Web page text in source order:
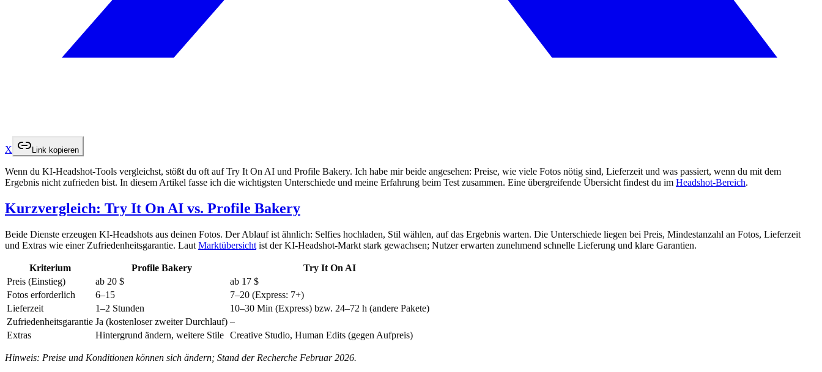
X Link kopieren
Wenn du KI-Headshot-Tools vergleichst, stößt du oft auf Try It On AI und Profile Bakery. Ich habe mir beide angesehen: Preise, wie viele Fotos nötig sind, Lieferzeit und was passiert, wenn du mit dem
Ergebnis nicht zufrieden bist. In diesem Artikel fasse ich die wichtigsten Unterschiede und meine Erfahrung beim Test zusammen. Eine übergreifende Übersicht findest du im Headshot-Bereich.
Kurzvergleich: Try It On AI vs. Profile Bakery
Beide Dienste erzeugen KI-Headshots aus deinen Fotos. Der Ablauf ist ähnlich: Selfies hochladen, Stil wählen, auf das Ergebnis warten. Die Unterschiede liegen bei Preis, Mindestanzahl an Fotos, Lieferzeit
und Extras wie einer Zufriedenheitsgarantie. Laut Marktübersicht ist der KI-Headshot-Markt stark gewachsen; Nutzer erwarten zunehmend schnelle Lieferung und klare Garantien.
Kriterium Profile Bakery
Try It On AI
Preis (Einstieg)
ab 20 $
ab 17 $
Fotos erforderlich
6–15
7–20 (Express: 7+)
Lieferzeit
1–2 Stunden
10–30 Min (Express) bzw. 24–72 h (andere Pakete)
Zufriedenheitsgarantie Ja (kostenloser zweiter Durchlauf) –
Extras
Hintergrund ändern, weitere Stile Creative Studio, Human Edits (gegen Aufpreis)
Hinweis: Preise und Konditionen können sich ändern; Stand der Recherche Februar 2026.